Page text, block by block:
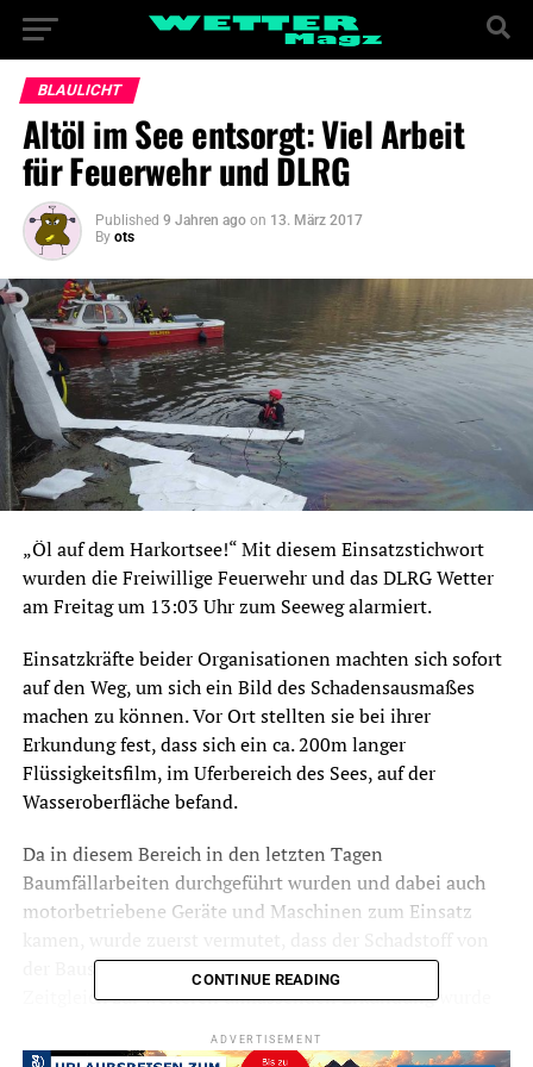
BLAULICHT
Altöl im See entsorgt: Viel Arbeit
für Feuerwehr und DLRG
Published 9 Jahren ago on 13. März 2017
By ots
„Öl auf dem Harkortsee!“ Mit diesem Einsatzstichwort
wurden die Freiwillige Feuerwehr und das DLRG Wetter
am Freitag um 13:03 Uhr zum Seeweg alarmiert.
Einsatzkräfte beider Organisationen machten sich sofort
auf den Weg, um sich ein Bild des Schadensausmaßes
machen zu können. Vor Ort stellten sie bei ihrer
Erkundung fest, dass sich ein ca. 200m langer
Flüssigkeitsfilm, im Uferbereich des Sees, auf der
Wasseroberfläche befand.
Da in diesem Bereich in den letzten Tagen
Baumfällarbeiten durchgeführt wurden und dabei auch
motorbetriebene Geräte und Maschinen zum Einsatz
der Baustelle aus ins Wasser gelangt sein könnte.
Zeitgleich zur weiteren umfassenden Erkundung wurde
aufgebaut, um so eine Ausbreitung des Flüssigkeitsfilms
CONTINUE READING
ADVERTISEMENT